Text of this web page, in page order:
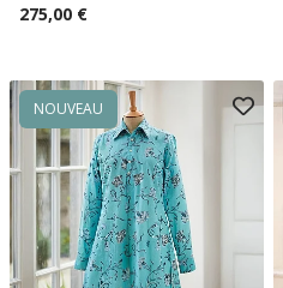
275,00 €
NOUVEAU